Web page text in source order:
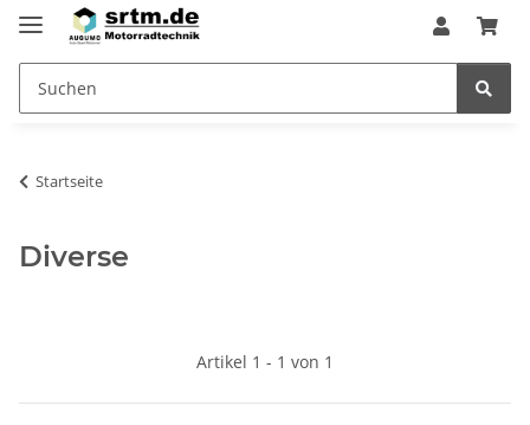
Startseite
Diverse
Artikel 1 - 1 von 1